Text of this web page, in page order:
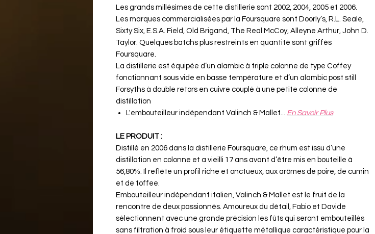
Les grands millésimes de cette distillerie sont 2002, 2004, 2005 et 2006.
Les marques commercialisées par la Foursquare sont Doorly’s, R.L. Seale,
Sixty Six, E.S.A. Field, Old Brigand, The Real McCoy, Alleyne Arthur, John D.
Taylor. Quelques batchs plus restreints en quantité sont griffés
Foursquare.
La distillerie est équipée d’un alambic à triple colonne de type Coffey
fonctionnant sous vide en basse température et d’un alambic post still
Forsyths à double retors en cuivre couplé à une petite colonne de
distillation
L'embouteilleur indépendant Valinch & Mallet... En Savoir Plus
LE PRODUIT :
Distillé en 2006 dans la distillerie Foursquare, ce rhum est issu d’une
distillation en colonne et a vieilli 17 ans avant d’être mis en bouteille à
56,80%. Il reflète un profil riche et onctueux, aux arômes de poire, de cumin
et de toffee.
Embouteilleur indépendant italien, Valinch & Mallet est le fruit de la
rencontre de deux passionnés. Amoureux du détail, Fabio et Davide
sélectionnent avec une grande précision les fûts qui seront embouteillés
sans filtration à froid sous leur étiquette métallique caractéristique pour la